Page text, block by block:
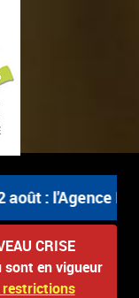
août : l'Agence
CRISE
sont en vigueur
restrictions